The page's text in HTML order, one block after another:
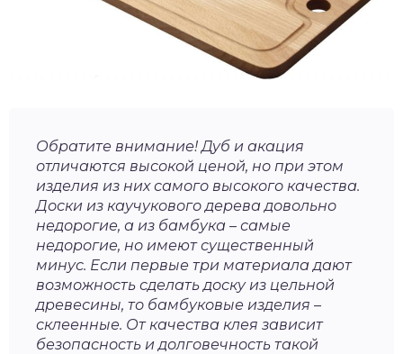
Обратите внимание! Дуб и акация
отличаются высокой ценой, но при этом
изделия из них самого высокого качества.
Доски из каучукового дерева довольно
недорогие, а из бамбука – самые
недорогие, но имеют существенный
минус. Если первые три материала дают
возможность сделать доску из цельной
древесины, то бамбуковые изделия –
склеенные. От качества клея зависит
безопасность и долговечность такой